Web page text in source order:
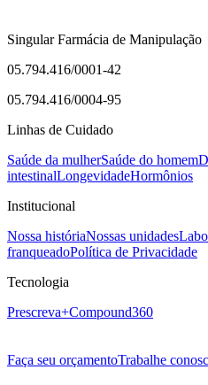
Singular Farmácia de Manipulação
05.794.416/0001-42
05.794.416/0004-95
Linhas de Cuidado
Saúde da mulherSaúde do homem
intestinalLongevidadeHormônios
Institucional
Nossa históriaNossas unidades
franqueadoPolítica de Privacidade
Tecnologia
Prescreva+Compound360
Faça seu orçamentoTrabalhe